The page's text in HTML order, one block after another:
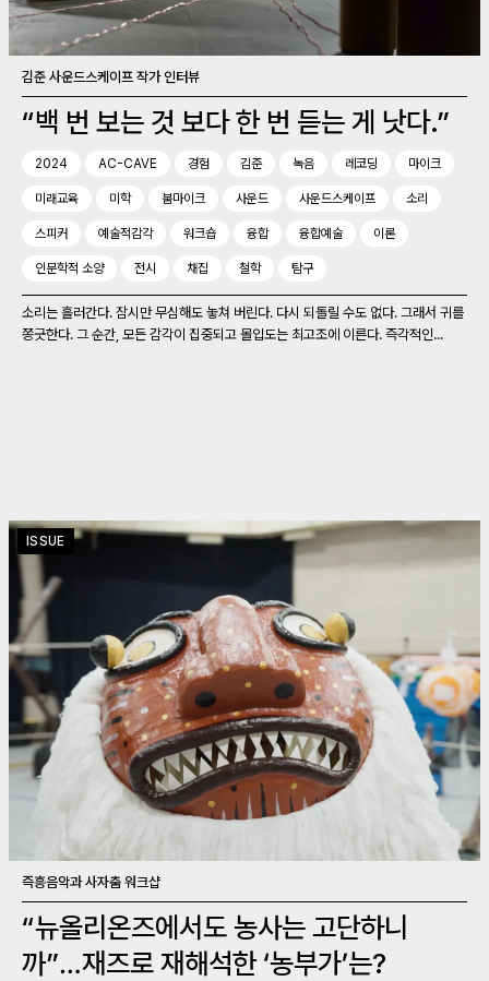
김준 사운드스케이프 작가 인터뷰
“백 번 보는 것 보다 한 번 듣는 게 낫다.”
2024 AC-CAVE 경험 김준 녹음 레코딩 마이크
미래교육 미학 붐마이크 사운드 사운드스케이프 소리
스피커 예술적감각 워크숍 융합 융합예술 이론
인문학적 소양 전시 채집 철학 탐구
소리는 흘러간다. 잠시만 무심해도 놓쳐 버린다. 다시 되돌릴 수도 없다. 그래서 귀를
쫑긋한다. 그 순간, 모든 감각이 집중되고 몰입도는 최고조에 이른다. 즉각적인...
ISSUE
즉흥음악과 사자춤 워크샵
“뉴올리온즈에서도 농사는 고단하니
까”…재즈로 재해석한 ‘농부가’는?